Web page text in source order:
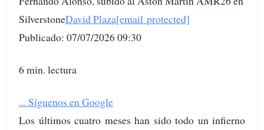
SilverstoneDavid Plaza[email protected]
Publicado: 07/07/2026 09:30
6 min. lectura
... Síguenos en Google
Los últimos cuatro meses han sido todo un infierno